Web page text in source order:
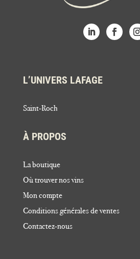
L’UNIVERS LAFAGE
Saint-Roch
À PROPOS
La boutique
Où trouver nos vins
Mon compte
Conditions générales de ventes
Contactez-nous